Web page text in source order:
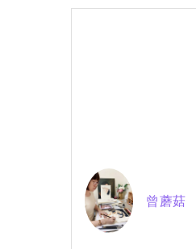
曾蘑菇